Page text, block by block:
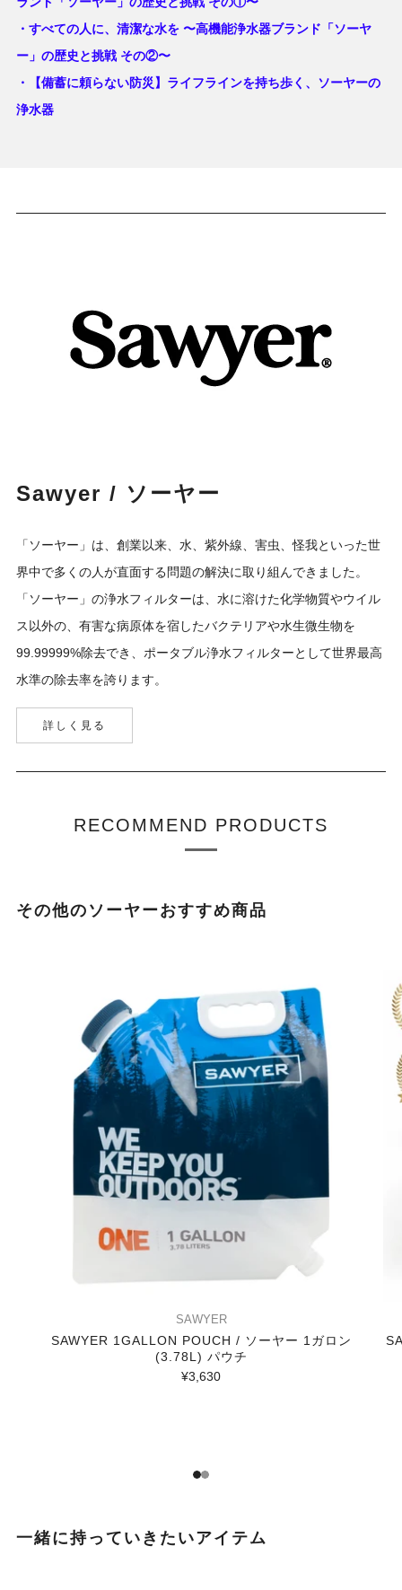
・すべての人に、清潔な水を 〜高機能浄水器ブランド「ソーヤ
ー」の歴史と挑戦 その②〜
・【備蓄に頼らない防災】ライフラインを持ち歩く、ソーヤーの
浄水器
Sawyer / ソーヤー
「ソーヤー」は、創業以来、水、紫外線、害虫、怪我といった世
界中で多くの人が直面する問題の解決に取り組んできました。
「ソーヤー」の浄水フィルターは、水に溶けた化学物質やウイル
ス以外の、有害な病原体を宿したバクテリアや水生微生物を
99.99999%除去でき、ポータブル浄水フィルターとして世界最高
水準の除去率を誇ります。
詳しく見る
RECOMMEND PRODUCTS
その他のソーヤーおすすめ商品
SAWYER
SAWYER 1GALLON POUCH / ソーヤー 1ガロン
(3.78L) パウチ
¥3,630
一緒に持っていきたいアイテム